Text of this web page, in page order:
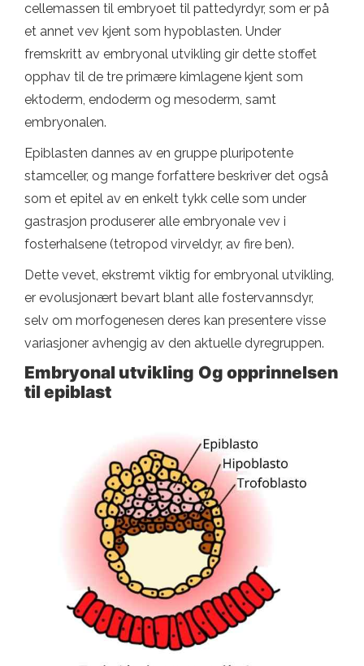
cellemassen til embryoet til pattedyrdyr, som er på
et annet vev kjent som hypoblasten. Under
fremskritt av embryonal utvikling gir dette stoffet
opphav til de tre primære kimlagene kjent som
ektoderm, endoderm og mesoderm, samt
embryonalen.
Epiblasten dannes av en gruppe pluripotente
stamceller, og mange forfattere beskriver det også
som et epitel av en enkelt tykk celle som under
gastrasjon produserer alle embryonale vev i
fosterhalsene (tetropod virveldyr, av fire ben).
Dette vevet, ekstremt viktig for embryonal utvikling,
er evolusjonært bevart blant alle fostervannsdyr,
selv om morfogenesen deres kan presentere visse
variasjoner avhengig av den aktuelle dyregruppen.
Embryonal utvikling Og opprinnelsen
til epiblast